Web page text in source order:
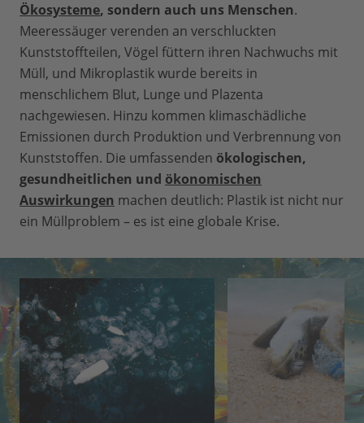
Ökosysteme, sondern auch uns Menschen.
Meeressäuger verenden an verschluckten
Kunststoffteilen, Vögel füttern ihren Nachwuchs mit
Müll, und Mikroplastik wurde bereits in
menschlichem Blut, Lunge und Plazenta
nachgewiesen. Hinzu kommen klimaschädliche
Emissionen durch Produktion und Verbrennung von
Kunststoffen. Die umfassenden ökologischen,
gesundheitlichen und ökonomischen
Auswirkungen machen deutlich: Plastik ist nicht nur
ein Müllproblem – es ist eine globale Krise.